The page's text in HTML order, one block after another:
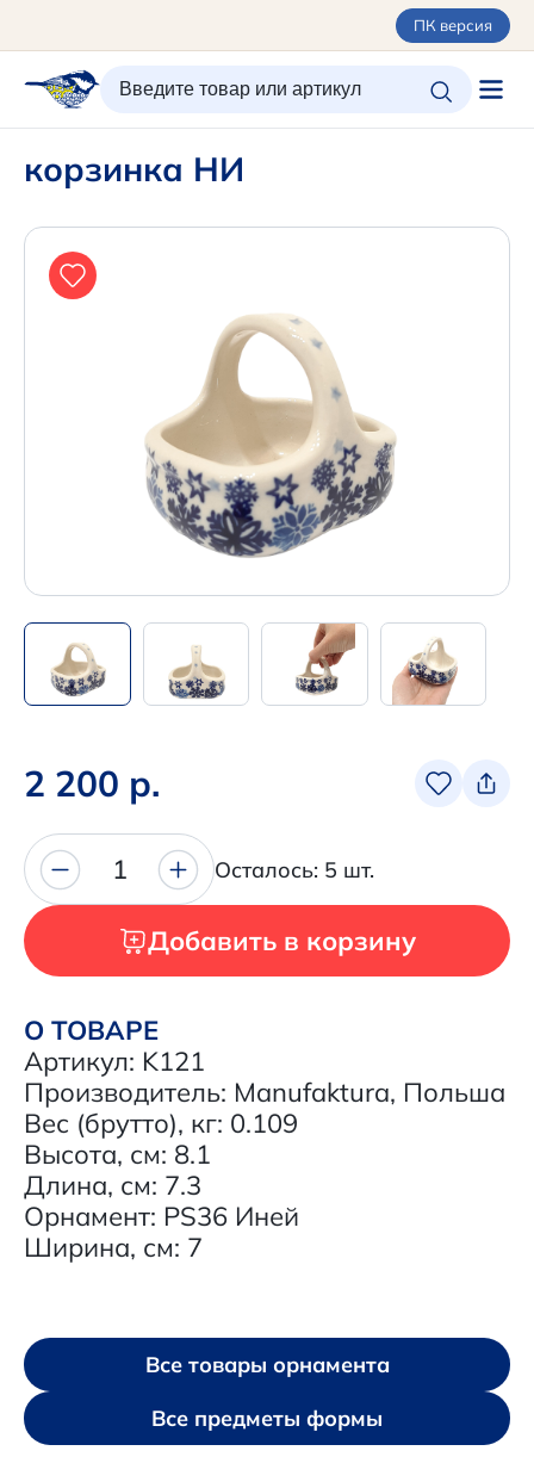
ПК версия
ИЗБРАННОЕ ВХОД/РЕГИСТРАЦИЯ КОРЗИНА
Орнаменты
О керамике
Оплата и доставка
Подарочные карты
Новинки
+7 (495) 680-44-95 /
+7 (495) 680-92-00
Написать нам в Телеграм
+7 (925) 294-91-85
,
в MAX
+7 (926) 702-09-76
корзинка НИ
2 200 р.
О ТОВАРЕ
Артикул: K121
Производитель: Manufaktura, Польша
Вес (брутто), кг: 0.109
Высота, см: 8.1
Длина, см: 7.3
Орнамент: PS36 Иней
Ширина, см: 7
1 Осталось: 5 шт.
Добавить в корзину
Все товары орнамента
Все предметы формы